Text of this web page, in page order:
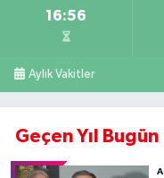
16:56
Aylık Vakitler
Geçen Yıl Bugün